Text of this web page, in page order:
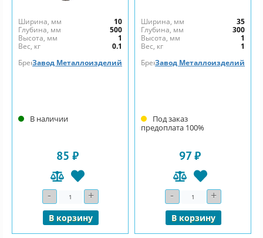
Ширина, мм
10
Глубина, мм
500
Высота, мм
1
Вес, кг
0.1
БрендЗавод Металлоизделий
В наличии
85 ₽
- Количество+
В корзину
Ширина, мм
35
Глубина, мм
300
Высота, мм
1
Вес, кг
1
БрендЗавод Металлоизделий
Под заказ
предоплата 100%
97 ₽
- Количество+
В корзину